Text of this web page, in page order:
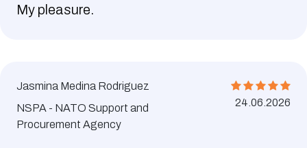
My pleasure.
Jasmina Medina Rodriguez
NSPA - NATO Support and
Procurement Agency
24.06.2026